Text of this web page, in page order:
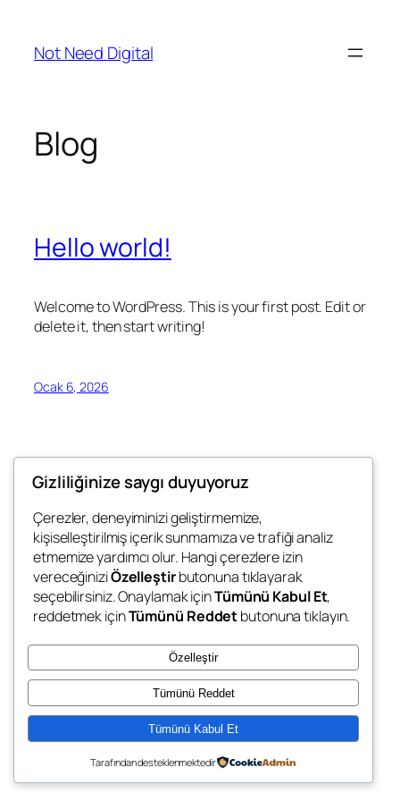
Not Need Digital
Blog
Hello world!
Welcome to WordPress. This is your first post. Edit or
delete it, then start writing!
Ocak 6, 2026
Not Need Digital
What u Need
Blog
Hakkında
FAQs
Authors
Shop
Patterns
Themes
Twenty Twenty-Five Designed withWordPress
Gizliliğinize saygı duyuyoruz
Çerezler, deneyiminizi geliştirmemize,
kişiselleştirilmiş içerik sunmamıza ve trafiği analiz
etmemize yardımcı olur. Hangi çerezlere izin
vereceğiniziÖzelleştirbutonuna tıklayarak
seçebilirsiniz. Onaylamak içinTümünü Kabul Et,
reddetmek içinTümünü Reddetbutonuna tıklayın.
Özelleştir
Tümünü Reddet
Tümünü Kabul Et
Tarafından desteklenmektedir